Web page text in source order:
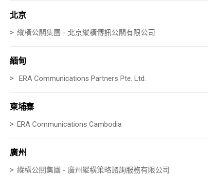
北京
縱橫公關集團 - 北京縱橫傳訊公關有限公司
緬甸
ERA Communications Partners Pte. Ltd.
柬埔寨
ERA Communications Cambodia
廣州
縱橫公關集團 - 廣州縱橫策略諮詢服務有限公司